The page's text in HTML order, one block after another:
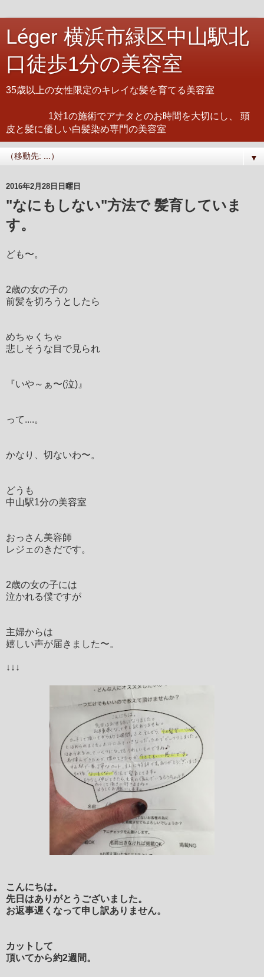
Léger 横浜市緑区中山駅北
口徒歩1分の美容室
35歳以上の女性限定のキレイな髪を育てる美容室
1対1の施術でアナタとのお時間を大切にし、 頭
皮と髪に優しい白髪染め専門の美容室
▼
2016年2月28日日曜日
"なにもしない"方法で 髪育していま
す。
ども〜。
2歳の女の子の
前髪を切ろうとしたら
めちゃくちゃ
悲しそうな目で見られ
『いや～ぁ〜(泣)』
って....。
かなり、切ないわ〜。
どうも
中山駅1分の美容室
おっさん美容師
レジェのきだです。
2歳の女の子には
泣かれる僕ですが
主婦からは
嬉しい声が届きました〜。
↓↓↓
こんにちは。
先日はありがとうございました。
お返事遅くなって申し訳ありません。
カットして
頂いてから約2週間。